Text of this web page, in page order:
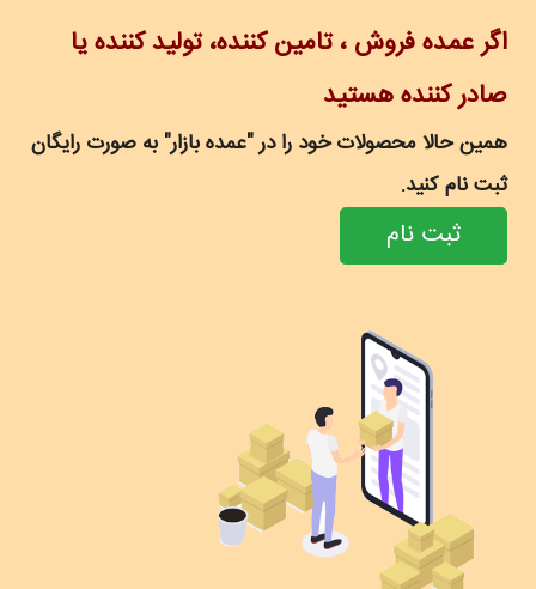
اگر عمده فروش ، تامین کننده، تولید کننده یا
صادر کننده هستید
همین حالا محصولات خود را در "عمده بازار" به صورت رایگان
ثبت نام کنید.
ثبت نام